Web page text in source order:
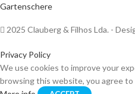
Gartenschere
2025 Clauberg & Filhos Lda. -
Privacy Policy
We use cookies to improve your
browsing this website, you agree to